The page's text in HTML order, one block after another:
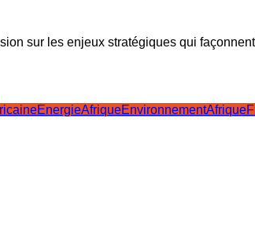
sur les enjeux stratégiques qui
EnergieAfriqueEnvironnementAfrique